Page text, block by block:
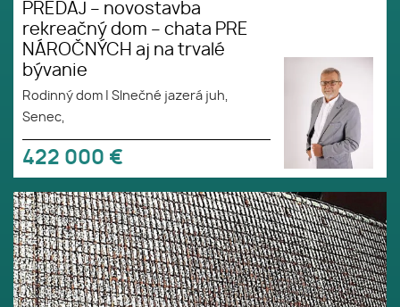
PREDAJ – novostavba
rekreačný dom – chata PRE
NÁROČNÝCH aj na trvalé
bývanie
Rodinný dom
Slnečné jazerá juh,
Senec,
422 000 €
NA PREDAJ – polyfunkčný
objekt v úplnom centre mesta
Senec - obchodný priestor na
prízemí a kancelárie na
poschodí - pri pešej zóne
Tiché
prostredie
Obchody